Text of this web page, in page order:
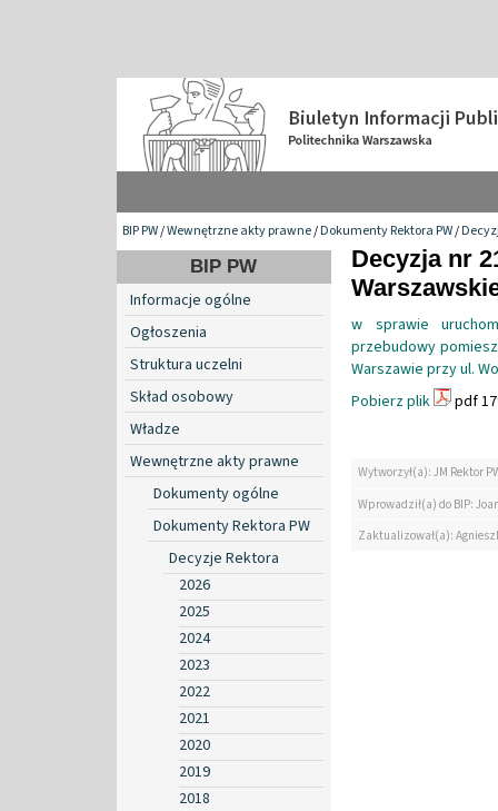
BIP PW/Wewnętrzne akty prawne/Dokumenty Rektora PW/
BIP PW
Informacje ogólne
Ogłoszenia
Struktura uczelni
Skład osobowy
Władze
Wewnętrzne akty prawne
Dokumenty ogólne
Dokumenty Rektora PW
Decyzje Rektora
2026
2025
2024
2023
2022
2021
2020
2019
2018
Decyzja nr
w sprawie
przebudowy
Warszawie przy ul.
Pobierz plik
pdf
Wytworzył(a): JM Rektor
Wprowadził(a) do BIP:
Zaktualizował(a):